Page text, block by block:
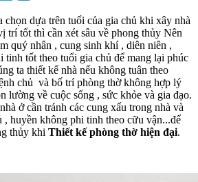
dựa trên tuổi của gia chủ khi xây nhà
trí tốt thì cần xét sâu về phong thủy Nên
quý nhân , cung sinh khí , diên niên ,
tinh tốt theo tuổi gia chủ để mang lại phúc
ta thiết kế nhà nếu không tuân theo
chủ và bố trí phòng thờ không hợp lý
lường về cuộc sống , sức khỏe và gia đạo.
ở cần tránh các cung xấu trong nhà và
, huyền không phi tinh theo cữu vận...để
thủy khi Thiết kế phòng thờ hiện đại.